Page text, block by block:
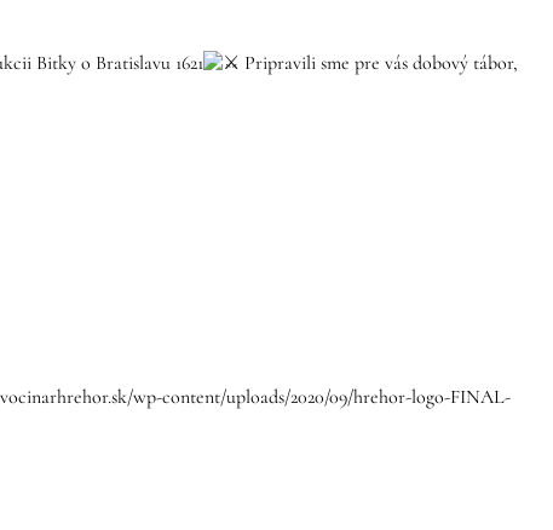
Bitky o Bratislavu 1621
Pripravili sme pre vás dobový tábor,
wp-content/uploads/2020/09/hrehor-logo-FINAL-